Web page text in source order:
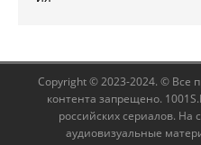
Copyright © 2023-2024. © Все
контента запрещено.
российских сериалов. На
аудиовизуальные